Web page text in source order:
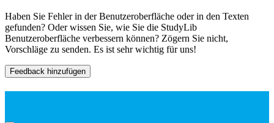
Haben Sie Fehler in der Benutzeroberfläche oder in den Texten
gefunden? Oder wissen Sie, wie Sie die StudyLib
Benutzeroberfläche verbessern können? Zögern Sie nicht,
Vorschläge zu senden. Es ist sehr wichtig für uns!
Feedback hinzufügen